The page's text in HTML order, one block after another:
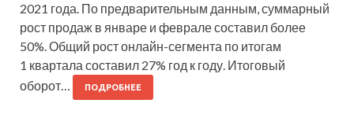
2021 года. По предварительным данным, суммарный
рост продаж в январе и феврале составил более
50%. Общий рост онлайн-сегмента по итогам
1 квартала составил 27% год к году. Итоговый
оборот…
ПОДРОБНЕЕ